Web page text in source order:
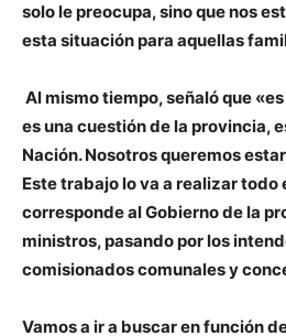
solo le preocupa, sino que nos
esta situación para aquellas
Al mismo tiempo, señaló que
es una cuestión de la provincia,
Nación. Nosotros queremos
Este trabajo lo va a realizar todo
corresponde al Gobierno de la
ministros, pasando por los
comisionados comunales y
Vamos a ir a buscar en función